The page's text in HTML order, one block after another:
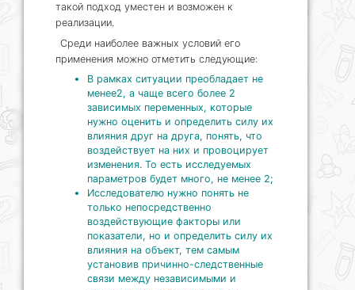
такой подход уместен и возможен к
реализации.
Среди наиболее важных условий его
применения можно отметить следующие:
В рамках ситуации преобладает не
менее2, а чаще всего более 2
зависимых переменных, которые
нужно оценить и определить силу их
влияния друг на друга, понять, что
воздействует на них и провоцирует
изменения. То есть исследуемых
параметров будет много, не менее 2;
Исследователю нужно понять не
только непосредственно
воздействующие факторы или
показатели, но и определить силу их
влияния на объект, тем самым
установив причинно-следственные
связи между независимыми и